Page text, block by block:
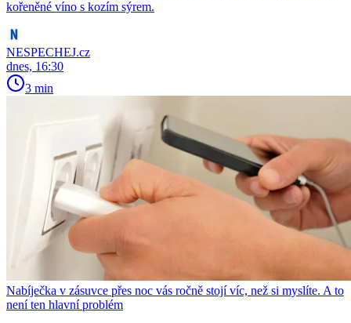
kořeněné víno s kozím sýrem.
NESPECHEJ.cz
dnes, 16:30
3 min
Nabíječka v zásuvce přes noc vás ročně stojí víc, než si myslíte. A to
není ten hlavní problém